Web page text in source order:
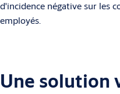
d'incidence négative sur les
employés.
Une solution